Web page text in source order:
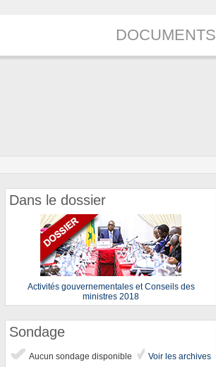
DOCUMENTS
Dans le dossier
Activités gouvernementales et Conseils des
ministres 2018
Sondage
Aucun sondage disponible Voir les archives